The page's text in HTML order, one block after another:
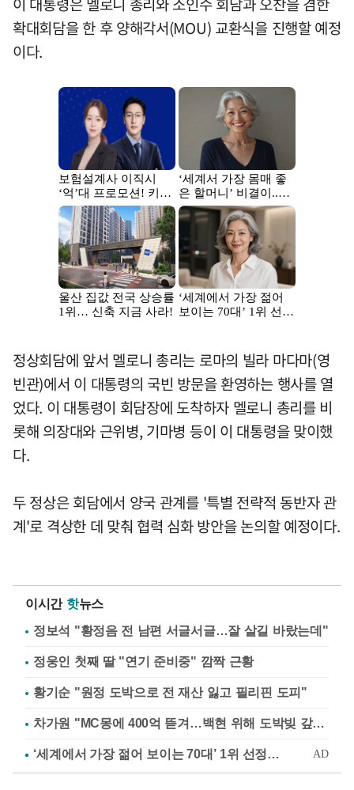
확대회담을 한 후 양해각서(MOU) 교환식을 진행할 예정
이다.
정상회담에 앞서 멜로니 총리는 로마의 빌라 마다마(영
빈관)에서 이 대통령의 국빈 방문을 환영하는 행사를 열
었다. 이 대통령이 회담장에 도착하자 멜로니 총리를 비
롯해 의장대와 근위병, 기마병 등이 이 대통령을 맞이했
다.
두 정상은 회담에서 양국 관계를 '특별 전략적 동반자 관
계'로 격상한 데 맞춰 협력 심화 방안을 논의할 예정이다.
이시간 핫뉴스
정보석 "황정음 전 남편 서글서글…잘 살길 바랐는데"
정웅인 첫째 딸 "연기 준비중" 깜짝 근황
황기순 "원정 도박으로 전 재산 잃고 필리핀 도피"
차가원 "MC몽에 400억 뜯겨…백현 위해 도박빚 갚아줘"